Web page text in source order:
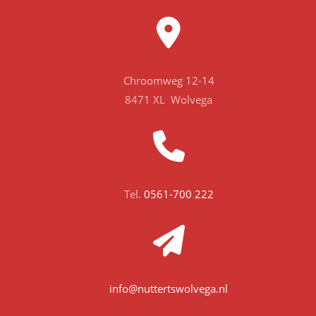
Chroomweg 12-14
8471 XL Wolvega
Tel. 0561-700 222
info@nuttertswolvega.nl